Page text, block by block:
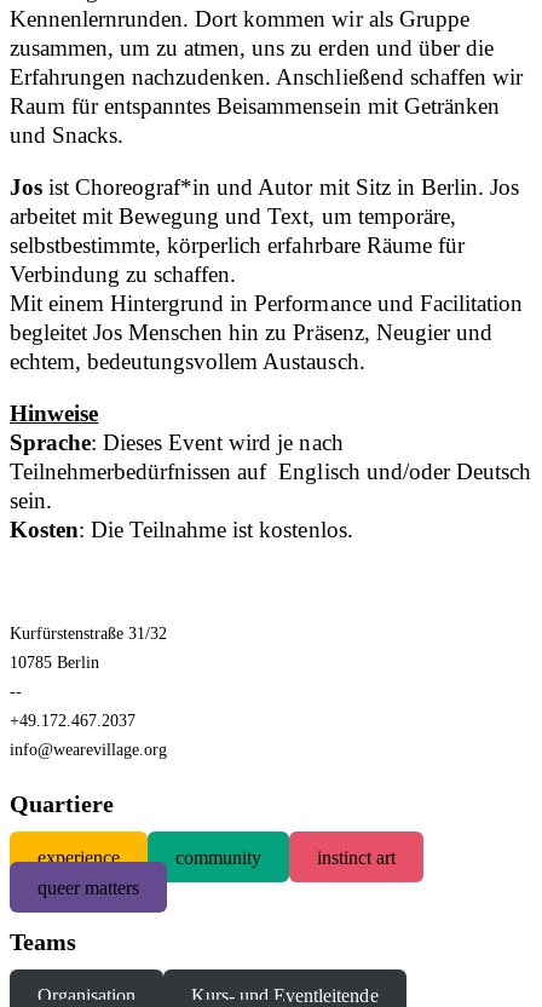
Kennenlernrunden. Dort kommen wir als Gruppe
zusammen, um zu atmen, uns zu erden und über die
Erfahrungen nachzudenken. Anschließend schaffen wir
Raum für entspanntes Beisammensein mit Getränken
und Snacks.
Jos ist Choreograf*in und Autor mit Sitz in Berlin. Jos
arbeitet mit Bewegung und Text, um temporäre,
selbstbestimmte, körperlich erfahrbare Räume für
Verbindung zu schaffen.
Mit einem Hintergrund in Performance und Facilitation
begleitet Jos Menschen hin zu Präsenz, Neugier und
echtem, bedeutungsvollem Austausch.
Hinweise
Sprache: Dieses Event wird je nach
Teilnehmerbedürfnissen auf Englisch und/oder Deutsch
sein.
Kosten: Die Teilnahme ist kostenlos.
Kurfürstenstraße 31/32
10785 Berlin
--
+49.172.467.2037
info@wearevillage.org
Quartiere
experience community
instinct art
queer matters
Teams
Organisation
Kurs- und Eventleitende